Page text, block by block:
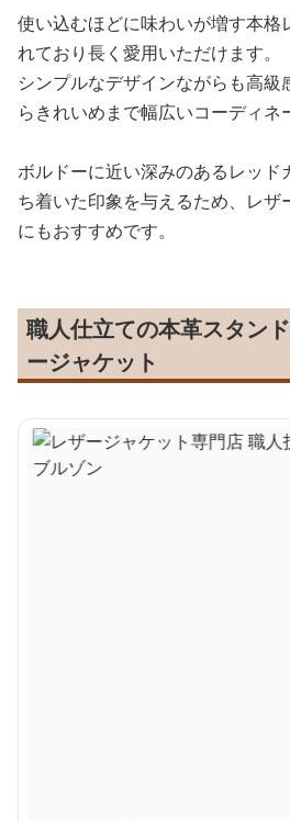
使い込むほどに味わいが増す本格
れており長く愛用いただけます。
シンプルなデザインながらも高
らきれいめまで幅広いコーディネ
ボルドーに近い深みのあるレッド
ち着いた印象を与えるため、レ
にもおすすめです。
職人仕立ての本革スタン
ージャケット